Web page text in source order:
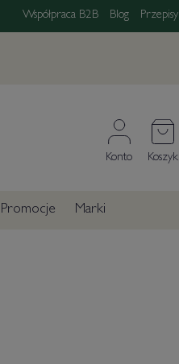
Współpraca B2B Blog Przepisy
Konto Koszyk
Promocje Marki